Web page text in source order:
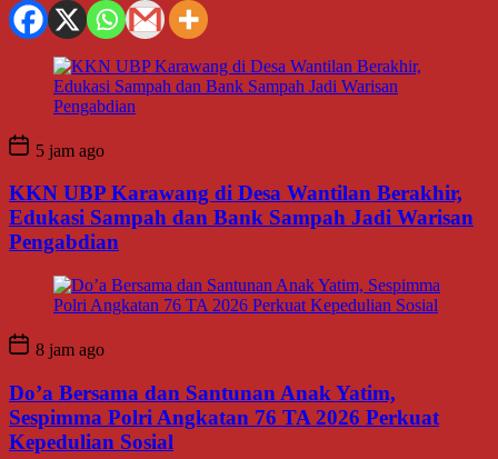
5 jam ago
KKN UBP Karawang di Desa Wantilan Berakhir,
Edukasi Sampah dan Bank Sampah Jadi Warisan
Pengabdian
8 jam ago
Do’a Bersama dan Santunan Anak Yatim,
Sespimma Polri Angkatan 76 TA 2026 Perkuat
Kepedulian Sosial